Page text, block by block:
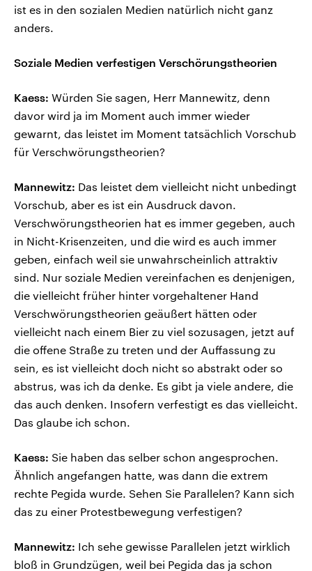
ist es in den sozialen Medien natürlich nicht ganz
anders.
Soziale Medien verfestigen Verschörungstheorien
Kaess: Würden Sie sagen, Herr Mannewitz, denn
davor wird ja im Moment auch immer wieder
gewarnt, das leistet im Moment tatsächlich Vorschub
für Verschwörungstheorien?
Mannewitz: Das leistet dem vielleicht nicht unbedingt
Vorschub, aber es ist ein Ausdruck davon.
Verschwörungstheorien hat es immer gegeben, auch
in Nicht-Krisenzeiten, und die wird es auch immer
geben, einfach weil sie unwahrscheinlich attraktiv
sind. Nur soziale Medien vereinfachen es denjenigen,
die vielleicht früher hinter vorgehaltener Hand
Verschwörungstheorien geäußert hätten oder
vielleicht nach einem Bier zu viel sozusagen, jetzt auf
die offene Straße zu treten und der Auffassung zu
sein, es ist vielleicht doch nicht so abstrakt oder so
abstrus, was ich da denke. Es gibt ja viele andere, die
das auch denken. Insofern verfestigt es das vielleicht.
Das glaube ich schon.
Kaess: Sie haben das selber schon angesprochen.
Ähnlich angefangen hatte, was dann die extrem
rechte Pegida wurde. Sehen Sie Parallelen? Kann sich
das zu einer Protestbewegung verfestigen?
Mannewitz: Ich sehe gewisse Parallelen jetzt wirklich
bloß in Grundzügen, weil bei Pegida das ja schon